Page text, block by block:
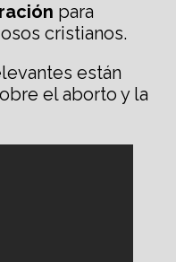
para
cristianos.
están
el aborto y la